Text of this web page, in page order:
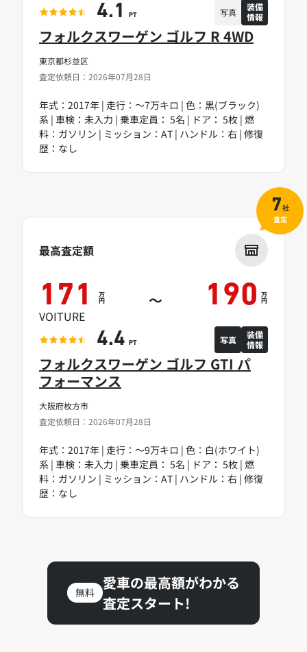
東京都杉並区
査定依頼日：2026年07月28日
フォルクスワーゲン ゴルフ R 4WD
年式：2017年 | 走行：～7万キロ | 色：黒(ブラック)
系 | 車検：未入力 | 乗車定員： 5名 | ドア： 5枚 | 燃
料：ガソリン | ミッション：AT | ハンドル：右 | 修復
歴：なし
4.1 PT 写真
装備
情報
大阪府枚方市
査定依頼日：2026年07月28日
フォルクスワーゲン ゴルフ GTI パ
フォーマンス
年式：2017年 | 走行：～9万キロ | 色：白(ホワイト)
系 | 車検：未入力 | 乗車定員： 5名 | ドア： 5枚 | 燃
料：ガソリン | ミッション：AT | ハンドル：右 | 修復
歴：なし
最高査定額
171 万
円 ～ 190 万
円
VOITURE
4.4 PT 写真
装備
情報
7社
査定
無料
愛車の最高額がわかる
査定スタート!